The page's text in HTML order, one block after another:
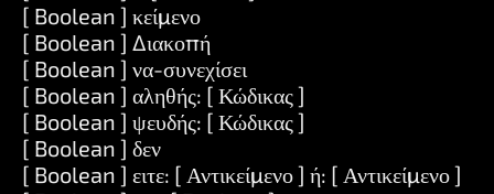
[ Boolean ] κείμενο
[ Boolean ] Διακοπή
[ Boolean ] να-συνεχίσει
[ Boolean ] αληθής: [ Κώδικας ]
[ Boolean ] ψευδής: [ Κώδικας ]
[ Boolean ] δεν
[ Boolean ] ειτε: [ Αντικείμενο ] ή: [ Αντικείμενο ]